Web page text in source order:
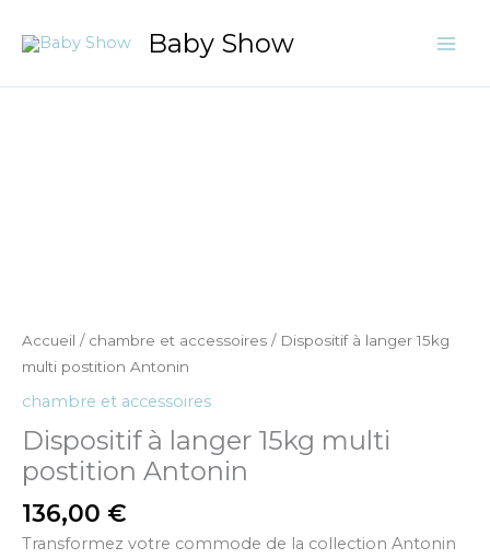
Baby Show
Accueil / chambre et accessoires / Dispositif à langer 15kg
multi postition Antonin
chambre et accessoires
Dispositif à langer 15kg multi
postition Antonin
136,00 €
Transformez votre commode de la collection Antonin
Antonin